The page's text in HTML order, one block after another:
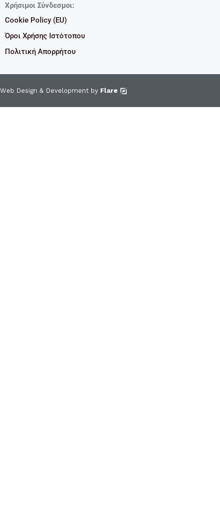
Χρήσιμοι Σύνδεσμοι:
Cookie Policy (EU)
Όροι Χρήσης Ιστότοπου
Πολιτική Απορρήτου
Web Design & Development by Flare